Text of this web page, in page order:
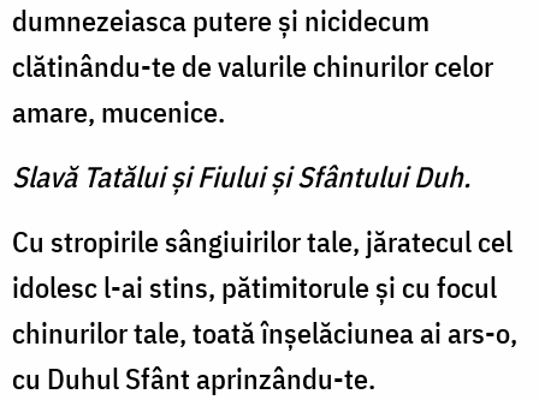
dumnezeiasca putere şi nicidecum
clătinându-te de valurile chinurilor celor
amare, mucenice.
Slavă Tatălui şi Fiului şi Sfântului Duh.
Cu stropirile sângiuirilor tale, jăratecul cel
idolesc l-ai stins, pătimitorule şi cu focul
chinurilor tale, toată înşelăciunea ai ars-o,
cu Duhul Sfânt aprinzându-te.